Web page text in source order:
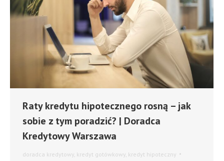
Raty kredytu hipotecznego rosną – jak
sobie z tym poradzić? | Doradca
Kredytowy Warszawa
doradca kredytowy kredyt gotówkowy kredyt hipoteczny